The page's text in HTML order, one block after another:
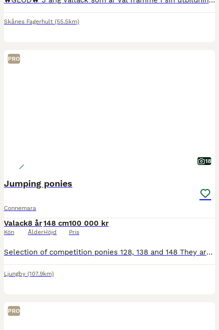
Skånes Fagerhult (55.5km)
PRO
18
Jumping ponies
Connemara
Valack
Kön
8 år
Ålder
148 cm
Höjd
100 000 kr
Pris
Selection of competition ponies 128, 138 and 148 They are 7-16 years old, some super ponies with lots of experience. 1m/1m10/1m20 ponies Open to vetting / on site trials welcome. Price range €6,000 -
Ljungby (107.9km)
PRO